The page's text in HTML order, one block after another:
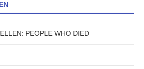
PEOPLE WHO DIED